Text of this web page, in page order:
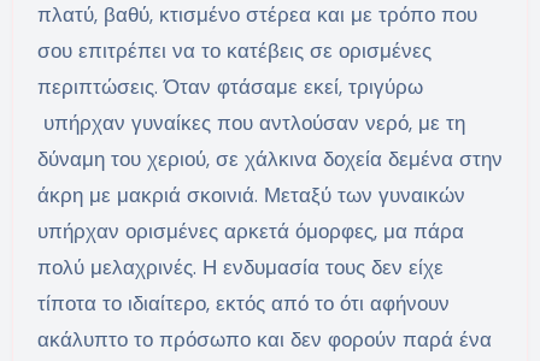
πλατύ, βαθύ, κτισμένο στέρεα και με τρόπο που
σου επιτρέπει να το κατέβεις σε ορισμένες
περιπτώσεις. Όταν φτάσαμε εκεί, τριγύρω
υπήρχαν γυναίκες που αντλούσαν νερό, με τη
δύναμη του χεριού, σε χάλκινα δοχεία δεμένα στην
άκρη με μακριά σκοινιά. Μεταξύ των γυναικών
υπήρχαν ορισμένες αρκετά όμορφες, μα πάρα
πολύ μελαχρινές. Η ενδυμασία τους δεν είχε
τίποτα το ιδιαίτερο, εκτός από το ότι αφήνουν
ακάλυπτο το πρόσωπο και δεν φορούν παρά ένα